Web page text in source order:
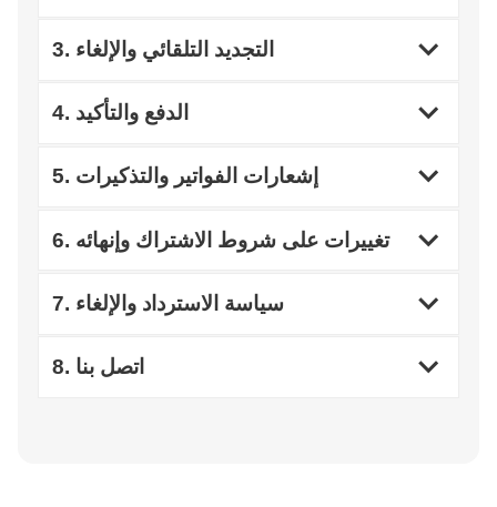
3. التجديد التلقائي والإلغاء
4. الدفع والتأكيد
5. إشعارات الفواتير والتذكيرات
6. تغييرات على شروط الاشتراك وإنهائه
7. سياسة الاسترداد والإلغاء
8. اتصل بنا